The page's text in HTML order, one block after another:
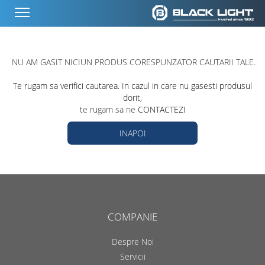
NU AM GASIT NICIUN PRODUS CORESPUNZATOR CAUTARII TALE.
Te rugam sa verifici cautarea. In cazul in care nu gasesti produsul
dorit,
te rugam sa ne CONTACTEZI
INAPOI
COMPANIE
Despre Noi
Servicii